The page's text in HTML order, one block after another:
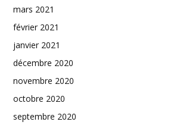
mars 2021
février 2021
janvier 2021
décembre 2020
novembre 2020
octobre 2020
septembre 2020